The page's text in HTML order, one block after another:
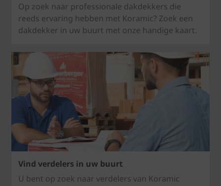
Op zoek naar professionale dakdekkers die
reeds ervaring hebben met Koramic? Zoek een
dakdekker in uw buurt met onze handige kaart.
Vind verdelers in uw buurt
U bent op zoek naar verdelers van Koramic